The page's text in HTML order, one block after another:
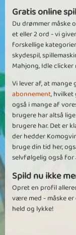
Gratis online
Du drømmer måske
et eller 2 ord - vi
forskellige
skydespil,
Mahjong, Idle clicker
Vi lever af, at
abonnement, hvilket
også i mange af
brugere har altså
brugere har. Det er
der hedder
bruge din tid her,
selvfølgelig også
Spild nu ikke
Opret en profil
være med - måske
held og lykke!